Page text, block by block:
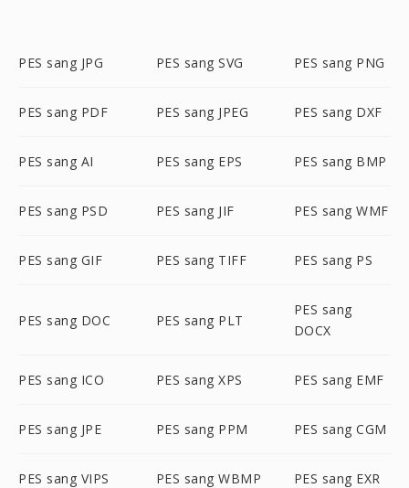
PES sang JPG PES sang SVG PES sang PNG
PES sang PDF PES sang JPEG PES sang DXF
PES sang AI PES sang EPS PES sang BMP
PES sang PSD PES sang JIF PES sang WMF
PES sang GIF PES sang TIFF PES sang PS
PES sang DOC PES sang PLT
PES sang
DOCX
PES sang ICO PES sang XPS PES sang EMF
PES sang JPE PES sang PPM PES sang CGM
PES sang VIPS PES sang WBMP PES sang EXR